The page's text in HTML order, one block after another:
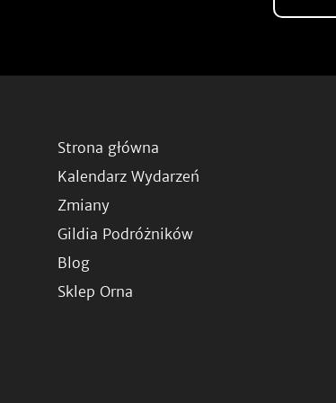
Strona główna
Kalendarz Wydarzeń
Zmiany
Gildia Podróżników
Blog
Sklep Orna